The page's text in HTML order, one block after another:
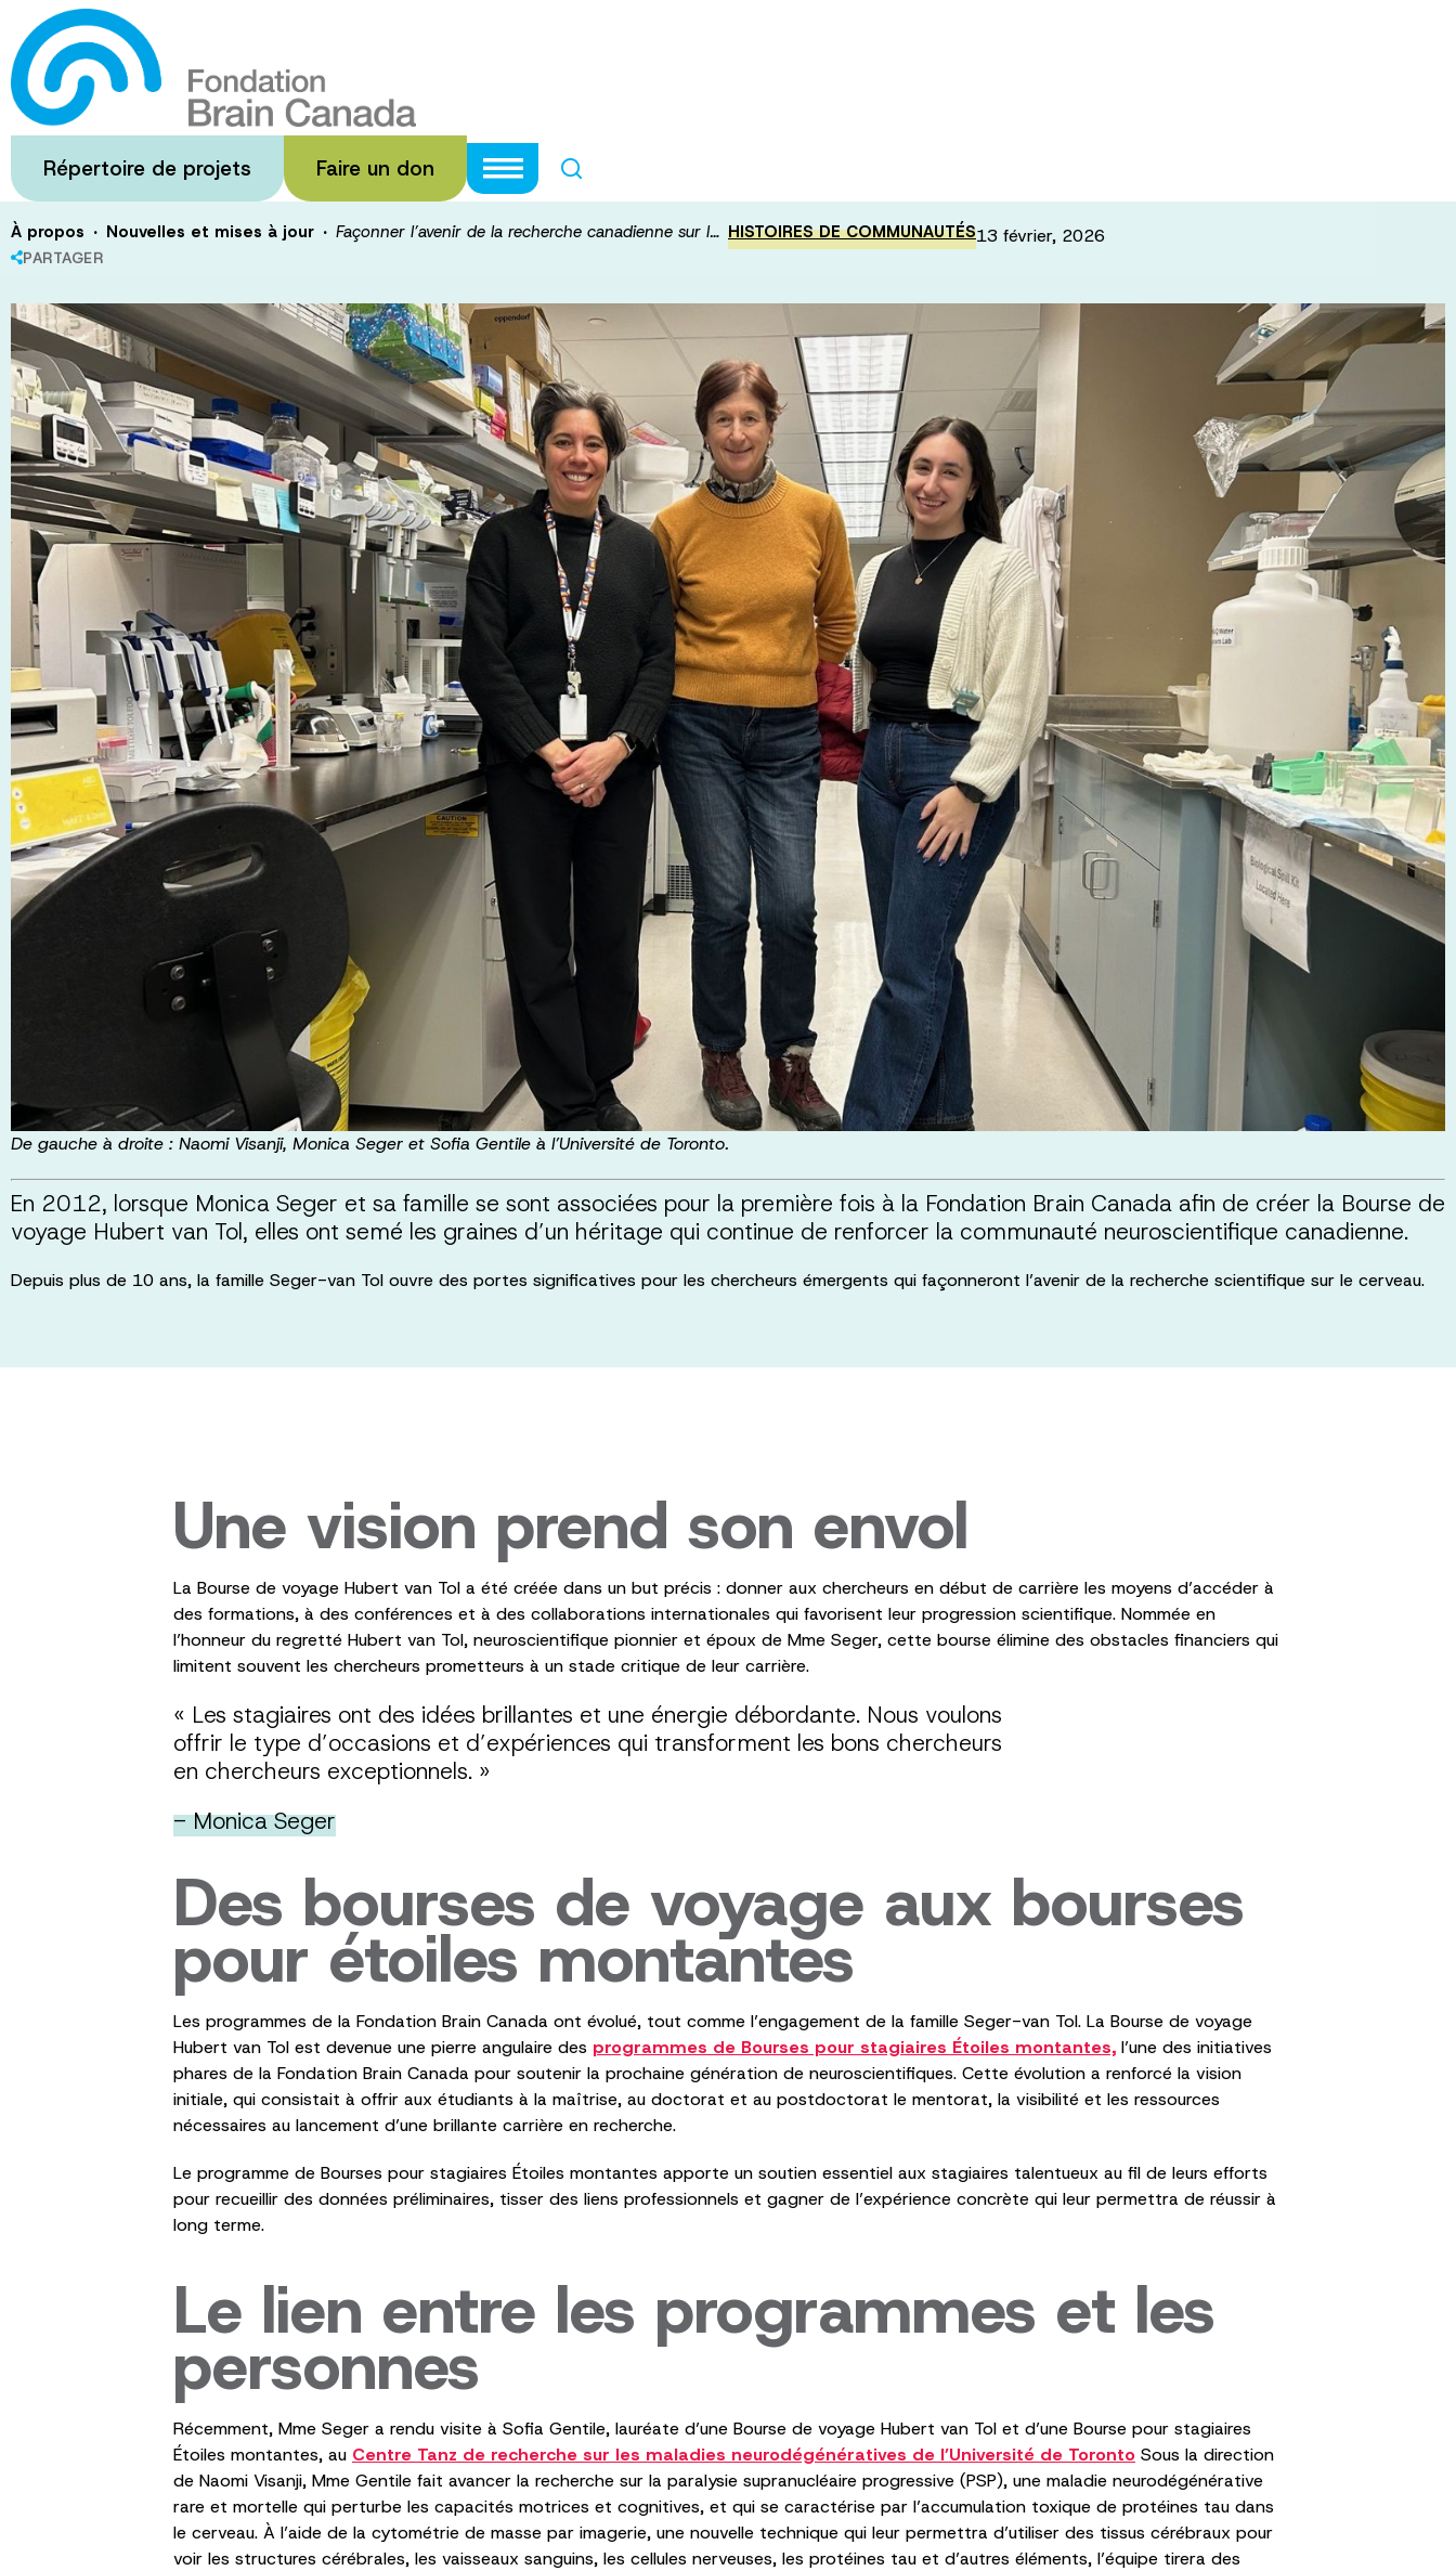
Passer
au
contenu
principal
Répertoire de projets Faire un don
Façonner l’avenir de la recherche canadienne
sur le cerveau
À propos · Nouvelles et mises à jour · Façonner l’avenir de la recherche canadienne sur l…
PARTAGER
HISTOIRES DE COMMUNAUTÉS13 février, 2026
De gauche à droite : Naomi Visanji, Monica Seger et Sofia Gentile à l’Université de Toronto.
En 2012, lorsque Monica Seger et sa famille se sont associées pour la première fois à la Fondation Brain Canada afin de créer la Bourse de
voyage Hubert van Tol, elles ont semé les graines d’un héritage qui continue de renforcer la communauté neuroscientifique canadienne.
Depuis plus de 10 ans, la famille Seger-van Tol ouvre des portes significatives pour les chercheurs émergents qui façonneront l’avenir de la recherche scientifique sur le cerveau.
Une vision prend son envol
La Bourse de voyage Hubert van Tol a été créée dans un but précis : donner aux chercheurs en début de carrière les moyens d’accéder à
des formations, à des conférences et à des collaborations internationales qui favorisent leur progression scientifique. Nommée en
l’honneur du regretté Hubert van Tol, neuroscientifique pionnier et époux de Mme Seger, cette bourse élimine des obstacles financiers qui
limitent souvent les chercheurs prometteurs à un stade critique de leur carrière.
« Les stagiaires ont des idées brillantes et une énergie débordante. Nous voulons
offrir le type d’occasions et d’expériences qui transforment les bons chercheurs
en chercheurs exceptionnels. »
- Monica Seger
Des bourses de voyage aux bourses
pour étoiles montantes
Les programmes de la Fondation Brain Canada ont évolué, tout comme l’engagement de la famille Seger-van Tol. La Bourse de voyage
Hubert van Tol est devenue une pierre angulaire des programmes de Bourses pour stagiaires Étoiles montantes, l’une des initiatives
phares de la Fondation Brain Canada pour soutenir la prochaine génération de neuroscientifiques. Cette évolution a renforcé la vision
initiale, qui consistait à offrir aux étudiants à la maîtrise, au doctorat et au postdoctorat le mentorat, la visibilité et les ressources
nécessaires au lancement d’une brillante carrière en recherche.
Le programme de Bourses pour stagiaires Étoiles montantes apporte un soutien essentiel aux stagiaires talentueux au fil de leurs efforts
pour recueillir des données préliminaires, tisser des liens professionnels et gagner de l’expérience concrète qui leur permettra de réussir à
long terme.
Le lien entre les programmes et les
personnes
Récemment, Mme Seger a rendu visite à Sofia Gentile, lauréate d’une Bourse de voyage Hubert van Tol et d’une Bourse pour stagiaires
Étoiles montantes, au Centre Tanz de recherche sur les maladies neurodégénératives de l’Université de Toronto Sous la direction
de Naomi Visanji, Mme Gentile fait avancer la recherche sur la paralysie supranucléaire progressive (PSP), une maladie neurodégénérative
rare et mortelle qui perturbe les capacités motrices et cognitives, et qui se caractérise par l’accumulation toxique de protéines tau dans
le cerveau. À l’aide de la cytométrie de masse par imagerie, une nouvelle technique qui leur permettra d’utiliser des tissus cérébraux pour
voir les structures cérébrales, les vaisseaux sanguins, les cellules nerveuses, les protéines tau et d’autres éléments, l’équipe tirera des